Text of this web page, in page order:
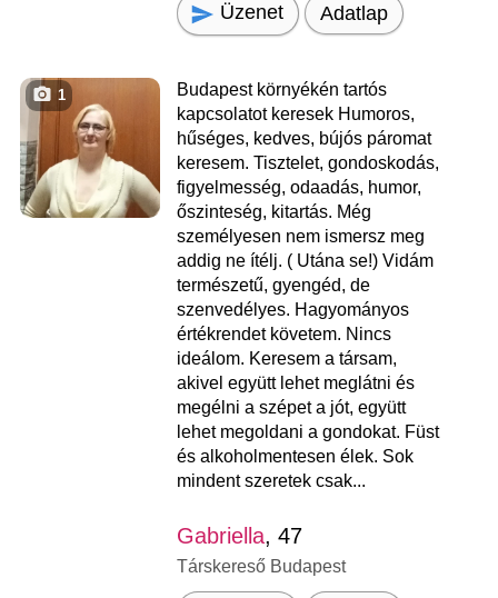
Üzenet Adatlap
1
Budapest környékén tartós
kapcsolatot keresek Humoros,
hűséges, kedves, bújós páromat
keresem. Tisztelet, gondoskodás,
figyelmesség, odaadás, humor,
őszinteség, kitartás. Még
személyesen nem ismersz meg
addig ne ítélj. ( Utána se!) Vidám
természetű, gyengéd, de
szenvedélyes. Hagyományos
értékrendet követem. Nincs
ideálom. Keresem a társam,
akivel együtt lehet meglátni és
megélni a szépet a jót, együtt
lehet megoldani a gondokat. Füst
és alkoholmentesen élek. Sok
mindent szeretek csak...
Gabriella, 47
Társkereső Budapest